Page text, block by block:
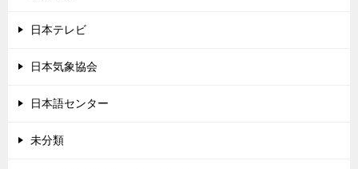
日本テレビ
日本気象協会
日本語センター
未分類